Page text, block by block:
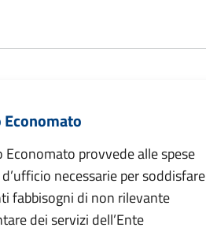
Economato provvede alle spese
necessarie per soddisfare
fabbisogni di non rilevante
dei servizi dell’Ente